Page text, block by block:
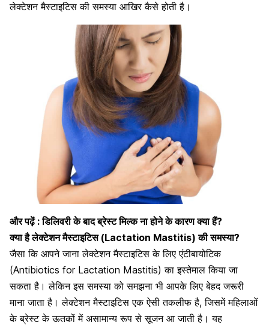
लेक्टेशन मैस्टाइटिस की समस्या आखिर कैसे होती है।
और पढ़ें :डिलिवरी के बाद ब्रेस्ट मिल्क ना होने के कारण क्या हैं?
क्या है लेक्टेशन मैस्टाइटिस (Lactation Mastitis) की समस्या?
जैसा कि आपने जाना लेक्टेशन मैस्टाइटिस के लिएएंटीबायोटिक
(Antibiotics for Lactation Mastitis) का इस्तेमाल किया जा
सकता है। लेकिन इस समस्या को समझना भी आपके लिए बेहद जरूरी
माना जाता है। लेक्टेशन मैस्टाइटिस एक ऐसी तकलीफ है, जिसमें महिलाओं
के ब्रेस्ट के ऊतकों में असामान्य रूप से सूजन आ जाती है। यह